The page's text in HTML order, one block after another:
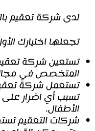
لدى شركة تعقيم
تجعلها اختيارك
تستعين شركة
المتخصص في
تستعمل شركة
تسبب أي اضرار
الأطفال.
شركات التعقيم